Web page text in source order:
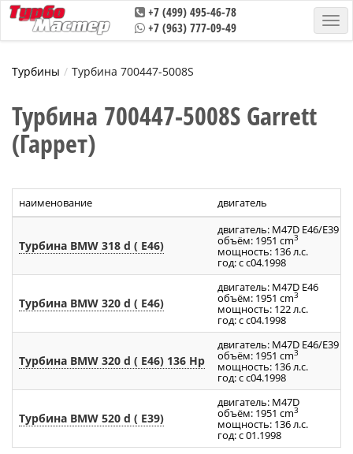
+7 (499) 495-46-78
+7 (963) 777-09-49
Турбины Турбина 700447-5008S
Турбина 700447-5008S Garrett
(Гаррет)
наименование двигатель
Турбина BMW 318 d ( E46)
двигатель: M47D E46/E39
объём: 1951 cm3
мощность: 136 л.с.
год: с с04.1998
Турбина BMW 320 d ( E46)
двигатель: M47D E46
объём: 1951 cm3
мощность: 122 л.с.
год: с с04.1998
Турбина BMW 320 d ( E46) 136 Hp
двигатель: M47D E46/E39
объём: 1951 cm3
мощность: 136 л.с.
год: с с04.1998
Турбина BMW 520 d ( E39)
двигатель: M47D
объём: 1951 cm3
мощность: 136 л.с.
год: с 01.1998